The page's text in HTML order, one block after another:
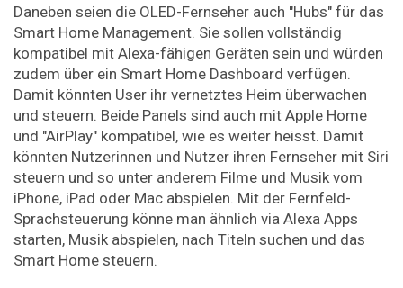
Daneben seien die OLED-Fernseher auch "Hubs" für das
Smart Home Management. Sie sollen vollständig
kompatibel mit Alexa-fähigen Geräten sein und würden
zudem über ein Smart Home Dashboard verfügen.
Damit könnten User ihr vernetztes Heim überwachen
und steuern. Beide Panels sind auch mit Apple Home
und "AirPlay" kompatibel, wie es weiter heisst. Damit
könnten Nutzerinnen und Nutzer ihren Fernseher mit Siri
steuern und so unter anderem Filme und Musik vom
iPhone, iPad oder Mac abspielen. Mit der Fernfeld-
Sprachsteuerung könne man ähnlich via Alexa Apps
starten, Musik abspielen, nach Titeln suchen und das
Smart Home steuern.